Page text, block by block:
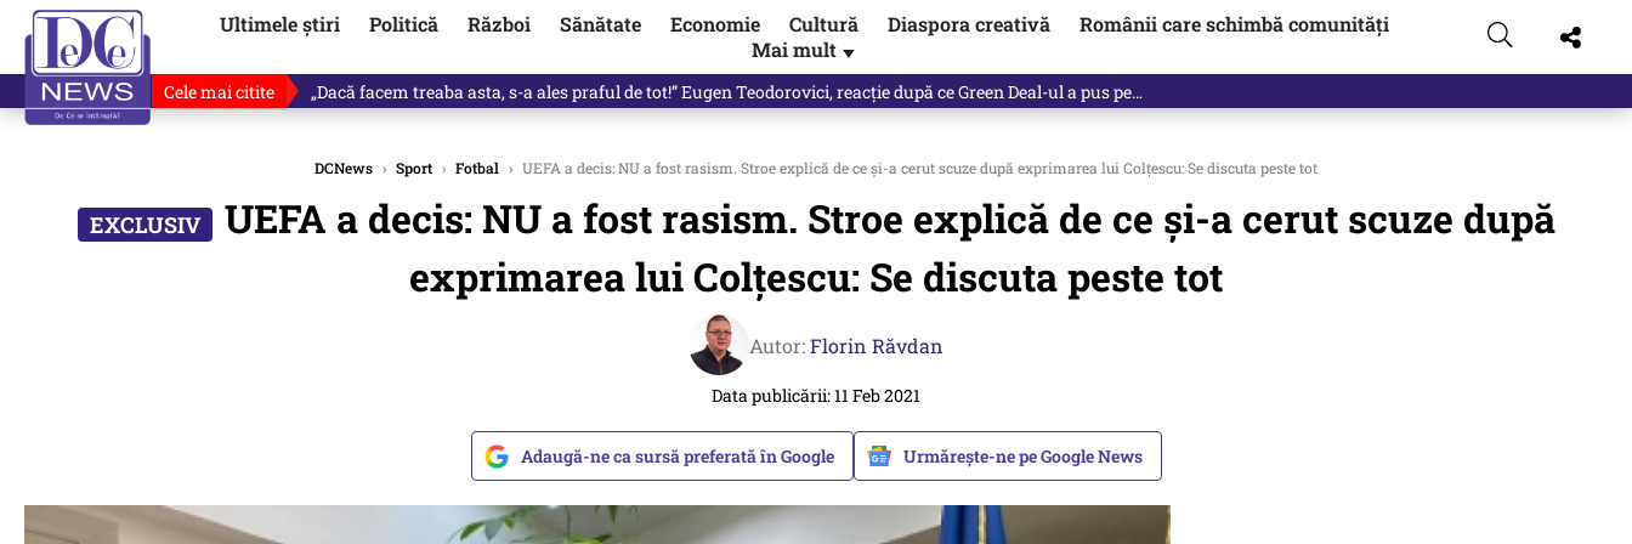
Ultimele știri Politică Război Sănătate Economie Cultură Diaspora creativă
Românii care schimbă comunități
Mai mult ▼
Cele mai citite „Dacă facem treaba asta, s-a ales praful de tot!” Eugen Teodorovici, reacție după ce Green Deal-ul a pus pe…
DCNews › Sport › Fotbal › UEFA a decis: NU a fost rasism. Stroe explică de ce și-a cerut scuze după exprimarea lui Colțescu: Se discuta peste tot
UEFA a decis: NU a fost rasism. Stroe explică de ce și-a cerut scuze după
exprimarea lui Colțescu: Se discuta peste tot
Autor:Florin Răvdan
Data publicării: 11 Feb 2021
Adaugă-ne ca sursă preferată în Google Urmărește-ne pe Google News